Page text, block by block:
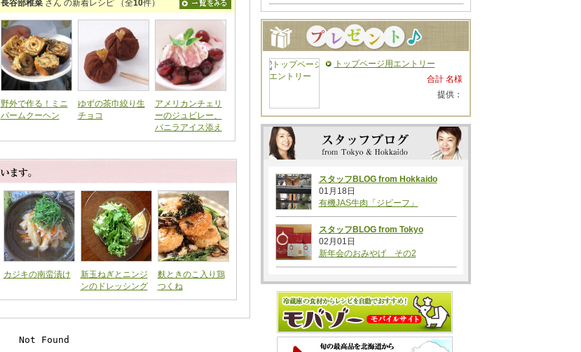
長谷部稚菜 さん の新着レシピ （全10件）
野外で作る！ミニ
バームクーヘン
ゆずの茶巾絞り生
チョコ
アメリカンチェリ
ーのジュビレー、
バニラアイス添え
カジキの南蛮漬け
新玉ねぎとニンジ
ンのドレッシング
麩ときのこ入り鶏
つくね
トップページ用エントリー
合計 名様
提供：
スタッフBLOG from Hokkaido
01月18日
有機JAS牛肉「ジビーフ」
スタッフBLOG from Tokyo
02月01日
新年会のおみやげ その2